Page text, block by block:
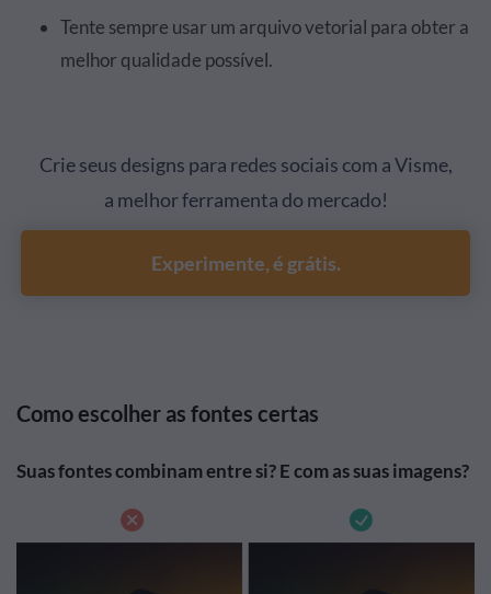
Tente sempre usar um arquivo vetorial para obter a
melhor qualidade possível.
Crie seus designs para redes sociais com a Visme,
a melhor ferramenta do mercado!
Experimente, é grátis.
Como escolher as fontes certas
Suas fontes combinam entre si? E com as suas imagens?